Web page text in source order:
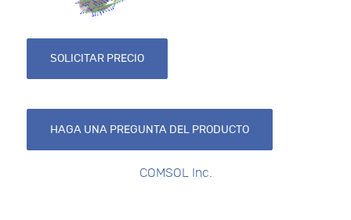
SOLICITAR PRECIO
HAGA UNA PREGUNTA DEL PRODUCTO
COMSOL Inc.